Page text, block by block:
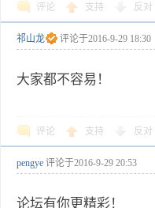
评论 支持 反对
祁山龙 评论于2016-9-29 18:30
大家都不容易！
评论 支持 反对
pengye 评论于2016-9-29 20:53
论坛有你更精彩！